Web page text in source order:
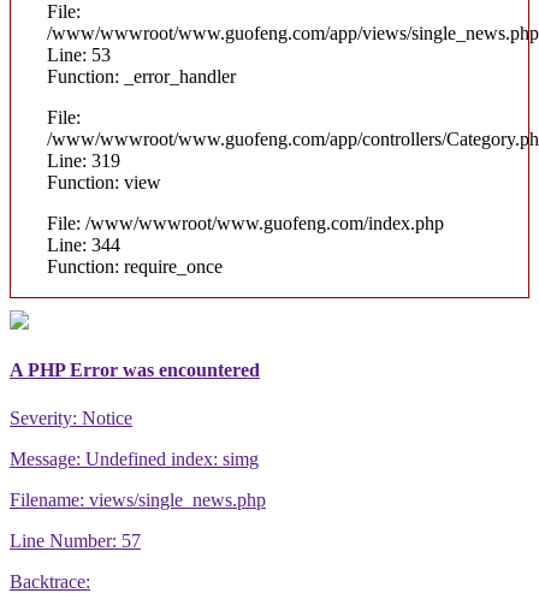
File:
/www/wwwroot/www.guofeng.com/app/views/single_news.php
Line: 53
Function: _error_handler
File:
/www/wwwroot/www.guofeng.com/app/controllers/
Line: 319
Function: view
File: /www/wwwroot/www.guofeng.com/index.php
Line: 344
Function: require_once
A PHP Error was encountered
Severity: Notice
Message: Undefined index: simg
Filename: views/single_news.php
Line Number: 57
Backtrace: